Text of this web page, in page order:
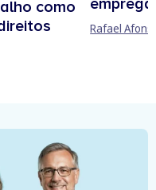
como
Rafael